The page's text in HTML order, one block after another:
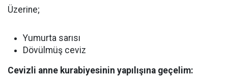
Üzerine;
Yumurta sarısı
Dövülmüş ceviz
Cevizli anne kurabiyesinin yapılışına geçelim: